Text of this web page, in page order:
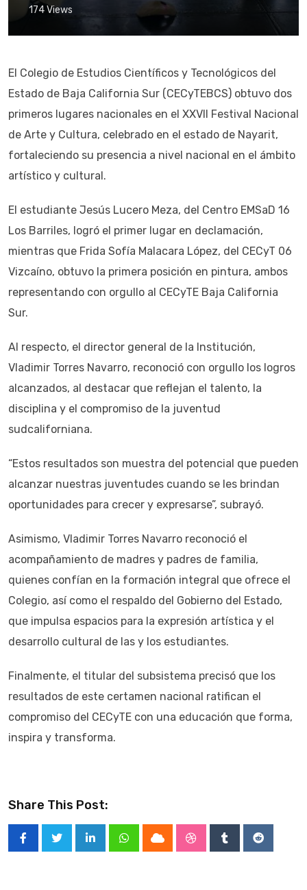
174Views
El Colegio de Estudios Científicos y Tecnológicos del
Estado de Baja California Sur (CECyTEBCS) obtuvo dos
primeros lugares nacionales en el XXVII Festival Nacional
de Arte y Cultura, celebrado en el estado de Nayarit,
fortaleciendo su presencia a nivel nacional en el ámbito
artístico y cultural.
El estudiante Jesús Lucero Meza, del Centro EMSaD 16
Los Barriles, logró el primer lugar en declamación,
mientras que Frida Sofía Malacara López, del CECyT 06
Vizcaíno, obtuvo la primera posición en pintura, ambos
representando con orgullo al CECyTE Baja California
Sur.
Al respecto, el director general de la Institución,
Vladimir Torres Navarro, reconoció con orgullo los logros
alcanzados, al destacar que reflejan el talento, la
disciplina y el compromiso de la juventud
sudcaliforniana.
“Estos resultados son muestra del potencial que pueden
alcanzar nuestras juventudes cuando se les brindan
oportunidades para crecer y expresarse”, subrayó.
Asimismo, Vladimir Torres Navarro reconoció el
acompañamiento de madres y padres de familia,
quienes confían en la formación integral que ofrece el
Colegio, así como el respaldo del Gobierno del Estado,
que impulsa espacios para la expresión artística y el
desarrollo cultural de las y los estudiantes.
Finalmente, el titular del subsistema precisó que los
resultados de este certamen nacional ratifican el
compromiso del CECyTE con una educación que forma,
inspira y transforma.
Share This Post:
LinkedInWhatsappCloud StumbleUpon
TumblrReddit